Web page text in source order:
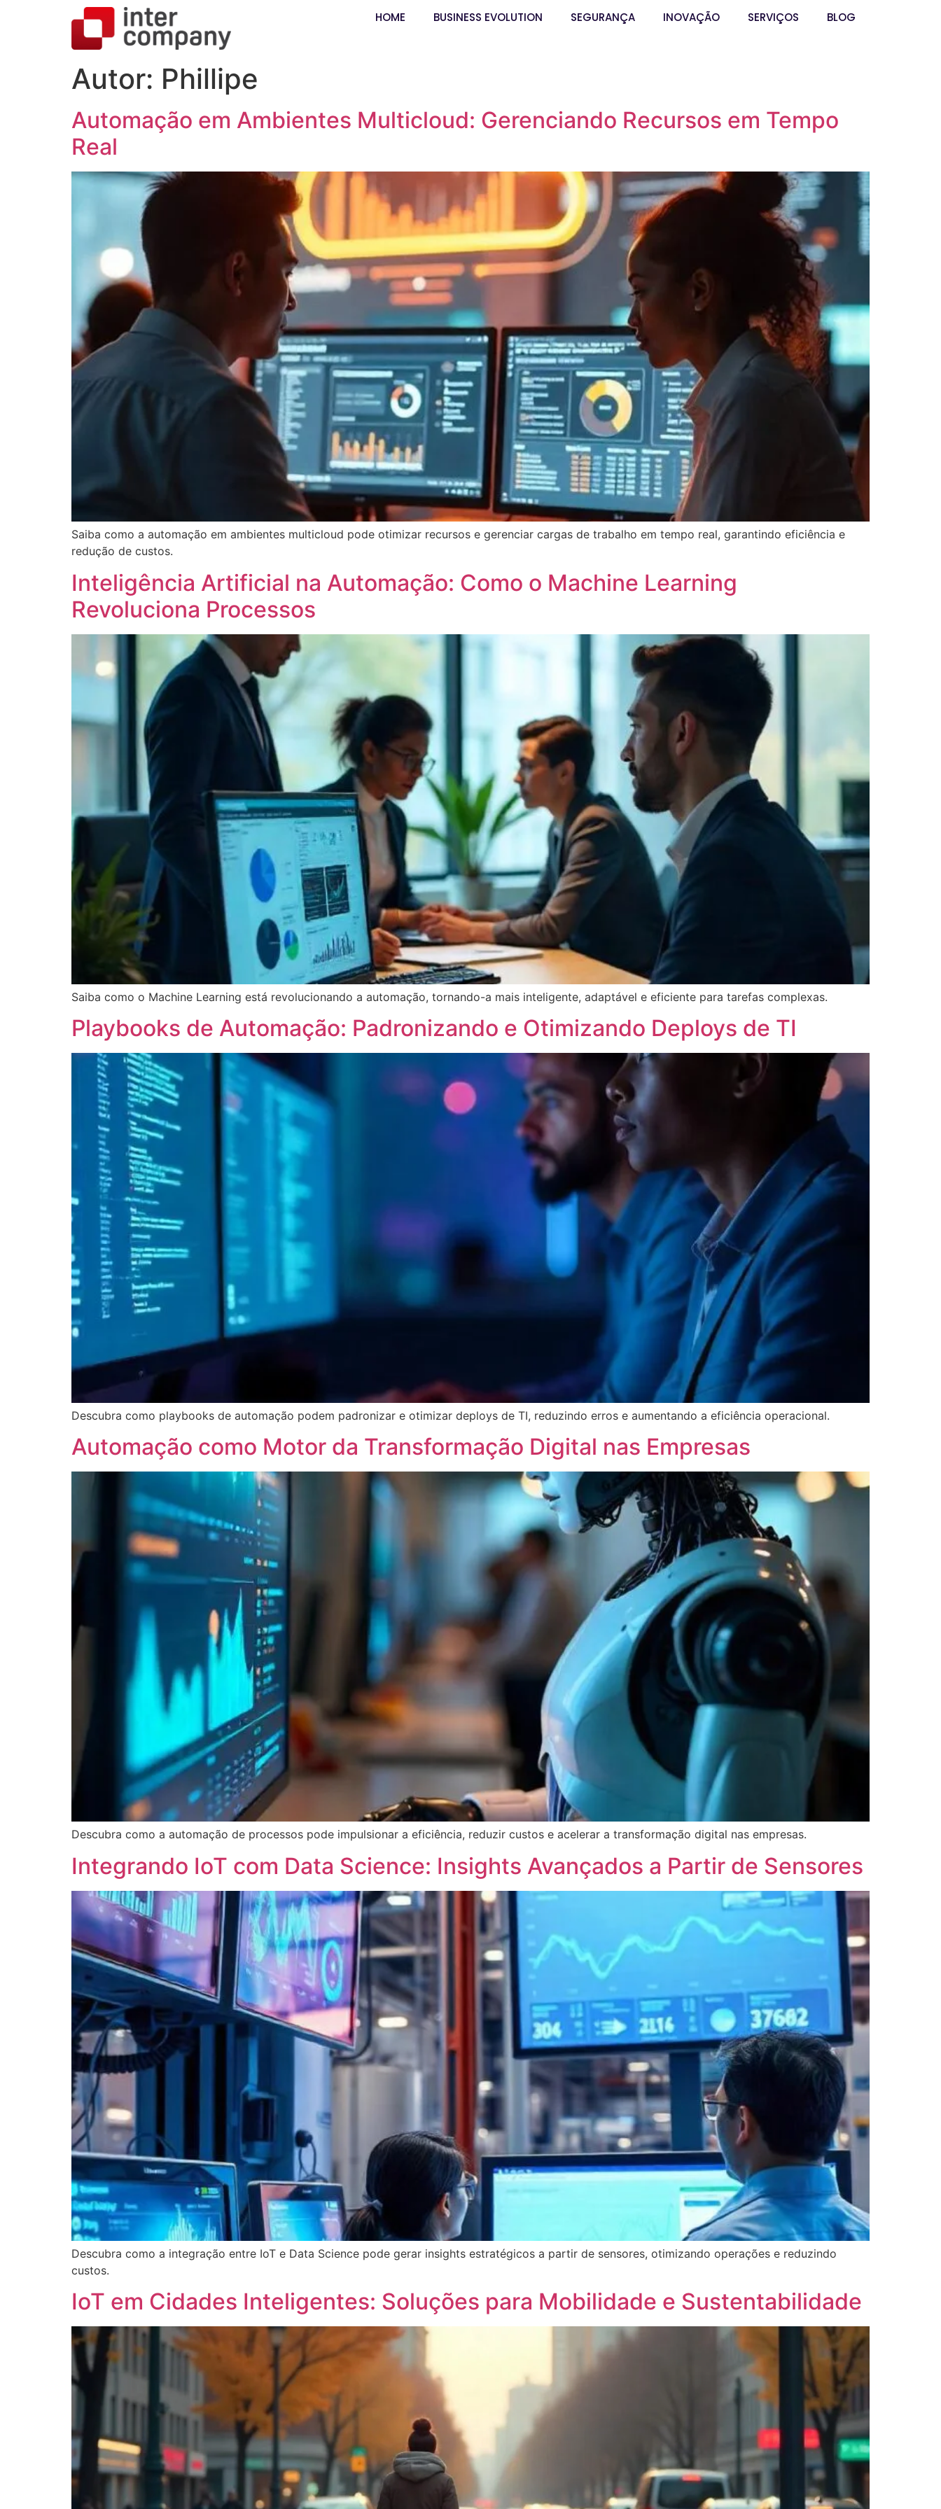
HOME BUSINESS EVOLUTION SEGURANÇA INOVAÇÃO SERVIÇOS BLOG
Autor: Phillipe
Automação em Ambientes Multicloud: Gerenciando Recursos em Tempo
Real
Saiba como a automação em ambientes multicloud pode otimizar recursos e gerenciar cargas de trabalho em tempo real, garantindo eficiência e
redução de custos.
Inteligência Artificial na Automação: Como o Machine Learning
Revoluciona Processos
Saiba como o Machine Learning está revolucionando a automação, tornando-a mais inteligente, adaptável e eficiente para tarefas complexas.
Playbooks de Automação: Padronizando e Otimizando Deploys de TI
Descubra como playbooks de automação podem padronizar e otimizar deploys de TI, reduzindo erros e aumentando a eficiência operacional.
Automação como Motor da Transformação Digital nas Empresas
Descubra como a automação de processos pode impulsionar a eficiência, reduzir custos e acelerar a transformação digital nas empresas.
Integrando IoT com Data Science: Insights Avançados a Partir de Sensores
Descubra como a integração entre IoT e Data Science pode gerar insights estratégicos a partir de sensores, otimizando operações e reduzindo
custos.
IoT em Cidades Inteligentes: Soluções para Mobilidade e Sustentabilidade